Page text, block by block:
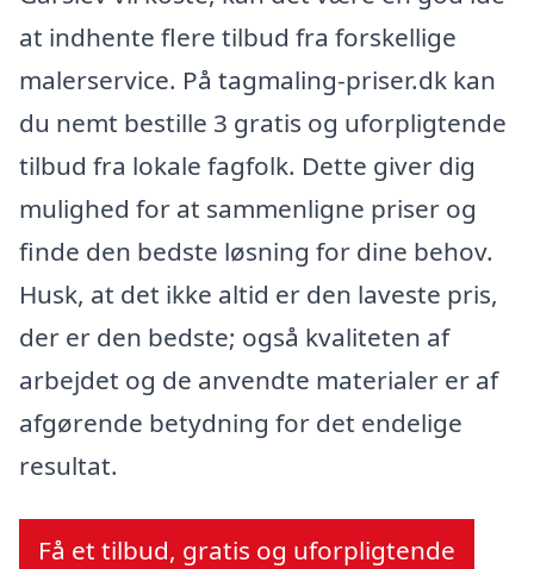
at indhente flere tilbud fra forskellige
malerservice. På tagmaling-priser.dk kan
du nemt bestille 3 gratis og uforpligtende
tilbud fra lokale fagfolk. Dette giver dig
mulighed for at sammenligne priser og
finde den bedste løsning for dine behov.
Husk, at det ikke altid er den laveste pris,
der er den bedste; også kvaliteten af
arbejdet og de anvendte materialer er af
afgørende betydning for det endelige
resultat.
Få et tilbud, gratis og uforpligtende